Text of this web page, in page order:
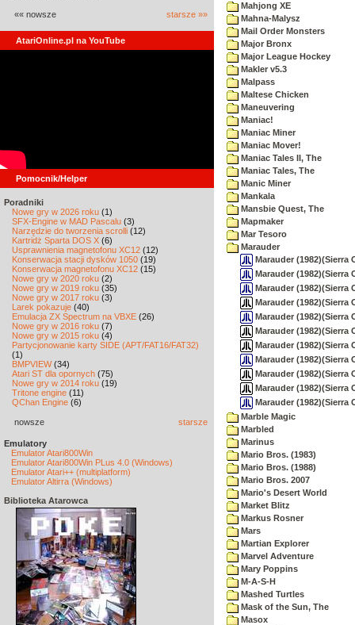
«« nowsze starsze »»
AtariOnline.pl na YouTube
Pomocnik/Helper
Poradniki
Nowe gry w 2026 roku (1)
SFX-Engine w MAD Pascalu (3)
Narzędzie do tworzenia scrolli (12)
Kartridż Sparta DOS X (6)
Usprawnienia magnetofonu XC12 (12)
Konserwacja stacji dysków 1050 (19)
Konserwacja magnetofonu XC12 (15)
Nowe gry w 2020 roku (2)
Nowe gry w 2019 roku (35)
Nowe gry w 2017 roku (3)
Larek pokazuje (40)
Emulacja ZX Spectrum na VBXE (26)
Nowe gry w 2016 roku (7)
Nowe gry w 2015 roku (4)
Partycjonowanie karty SIDE (APT/FAT16/FAT32)
(1)
BMPVIEW(34)
Atari ST dla opornych (75)
Nowe gry w 2014 roku (19)
Tritone engine (11)
QChan Engine (6)
nowsze starsze
Emulatory
Emulator Atari800Win
Emulator Atari800Win PLus 4.0 (Windows)
Emulator Atari++ (multiplatform)
Emulator Altirra (Windows)
Biblioteka Atarowca
Mahjong XE
Mahna-Malysz
Mail Order Monsters
Major Bronx
Major League Hockey
Makler v5.3
Malpass
Maltese Chicken
Maneuvering
Maniac!
Maniac Miner
Maniac Mover!
Maniac Tales II, The
Maniac Tales, The
Manic Miner
Mankala
Mansbie Quest, The
Mapmaker
Mar Tesoro
Marauder
Marauder (1982)(Sierra
Marauder (1982)(Sierra
Marauder (1982)(Sierra
Marauder
Marauder (1982)(Sierra
Marauder (1982)(Sierra
Marauder
Marauder (1982)(Sierra
Marauder (1982)(Sierra
Marauder
Marauder (1982)(Sierra
Marble Magic
Marbled
Marinus
Mario Bros. (1983)
Mario Bros. (1988)
Mario Bros. 2007
Mario's Desert World
Market Blitz
Markus Rosner
Mars
Martian Explorer
Marvel Adventure
Mary Poppins
M-A-S-H
Mashed Turtles
Mask of the Sun, The
Masox